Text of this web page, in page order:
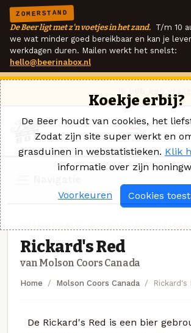
ZOMERSTAND
De Beer ligt met z'n voetjes in het zand. T/m 10
we wat minder goed bereikbaar en kan je
werkdagen duren. Mailen werkt het snelst:
hello@beerinabox.nl
Rickard's Red
van Molson Coors Canada
Home Molson Coors Canada Rickard's
De Rickard's Red is een bier
Koekje erbij?
De Beer houdt van cookies, het
Zodat zijn site super werkt en
grasduinen in webstatistieken. Klik
informatie over zijn
Voorkeuren Cookies